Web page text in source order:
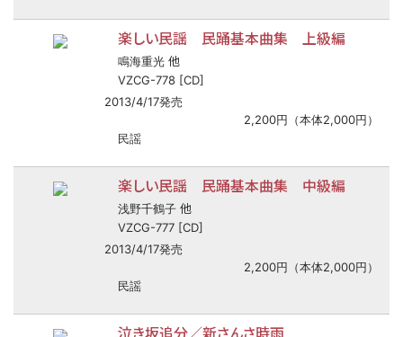
楽しい民謡 民踊基本曲集 上級編
鳴海重光 他
VZCG-778 [CD]
2013/4/17発売
2,200円（本体2,000円）
民謡
楽しい民謡 民踊基本曲集 中級編
浅野千鶴子 他
VZCG-777 [CD]
2013/4/17発売
2,200円（本体2,000円）
民謡